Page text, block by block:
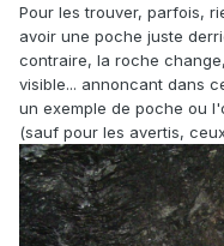
Pour les trouver, parfois,
avoir une poche juste
contraire, la roche
visible... annoncant dans
un exemple de poche ou
(sauf pour les avertis,